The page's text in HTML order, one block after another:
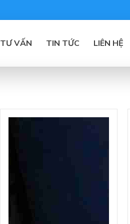
TƯ VẤN TIN TỨC LIÊN HỆ